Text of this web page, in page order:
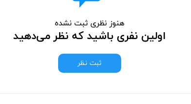
هنوز نظری ثبت نشده
اولین نفری باشید که نظر می‌دهید
ثبت نظر